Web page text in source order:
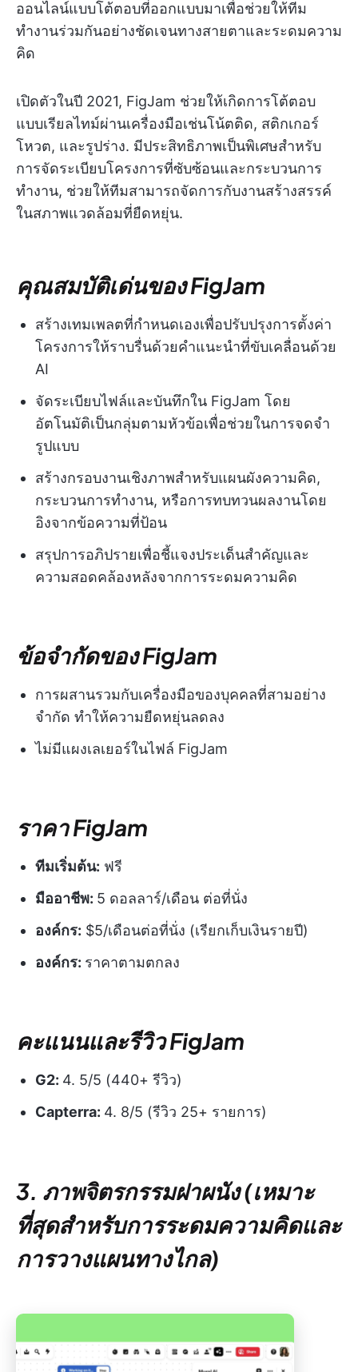
ออนไลน์แบบโต้ตอบที่ออกแบบมาเพื่อช่วยให้ทีม
ทำงานร่วมกันอย่างชัดเจนทางสายตาและระดมความ
คิด
เปิดตัวในปี 2021, FigJam ช่วยให้เกิดการโต้ตอบ
แบบเรียลไทม์ผ่านเครื่องมือเช่นโน้ตติด, สติกเกอร์
โหวต, และรูปร่าง. มีประสิทธิภาพเป็นพิเศษสำหรับ
การจัดระเบียบโครงการที่ซับซ้อนและกระบวนการ
ทำงาน, ช่วยให้ทีมสามารถจัดการกับงานสร้างสรรค์
ในสภาพแวดล้อมที่ยืดหยุ่น.
คุณสมบัติเด่นของ FigJam
สร้างเทมเพลตที่กำหนดเองเพื่อปรับปรุงการตั้งค่า
โครงการให้ราบรื่นด้วยคำแนะนำที่ขับเคลื่อนด้วย
AI
จัดระเบียบไฟล์และบันทึกใน FigJam โดย
อัตโนมัติเป็นกลุ่มตามหัวข้อเพื่อช่วยในการจดจำ
รูปแบบ
สร้างกรอบงานเชิงภาพสำหรับแผนผังความคิด,
กระบวนการทำงาน, หรือการทบทวนผลงานโดย
อิงจากข้อความที่ป้อน
สรุปการอภิปรายเพื่อชี้แจงประเด็นสำคัญและ
ความสอดคล้องหลังจากการระดมความคิด
ข้อจำกัดของ FigJam
การผสานรวมกับเครื่องมือของบุคคลที่สามอย่าง
จำกัด ทำให้ความยืดหยุ่นลดลง
ไม่มีแผงเลเยอร์ในไฟล์ FigJam
ราคา FigJam
ทีมเริ่มต้น: ฟรี
มืออาชีพ: 5 ดอลลาร์/เดือน ต่อที่นั่ง
องค์กร: $5/เดือนต่อที่นั่ง (เรียกเก็บเงินรายปี)
องค์กร: ราคาตามตกลง
คะแนนและรีวิว FigJam
G2: 4. 5/5 (440+ รีวิว)
Capterra: 4. 8/5 (รีวิว 25+ รายการ)
3. ภาพจิตรกรรมฝาผนัง (เหมาะ
ที่สุดสำหรับการระดมความคิดและ
การวางแผนทางไกล)